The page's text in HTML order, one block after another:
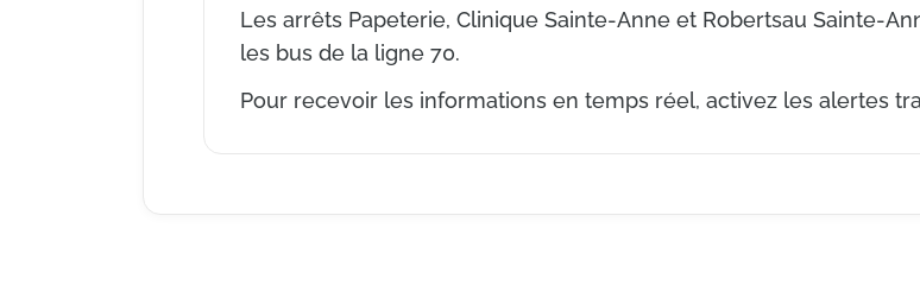
Les arrêts Papeterie, Clinique Sainte-Anne et Robertsau Sainte-
les bus de la ligne 70.
Pour recevoir les informations en temps réel, activez les alertes